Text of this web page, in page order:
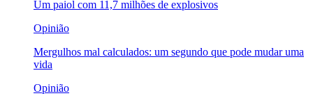
Um paiol com 11,7 milhões de explosivos
Opinião
Mergulhos mal calculados: um segundo que pode mudar uma
vida
Opinião